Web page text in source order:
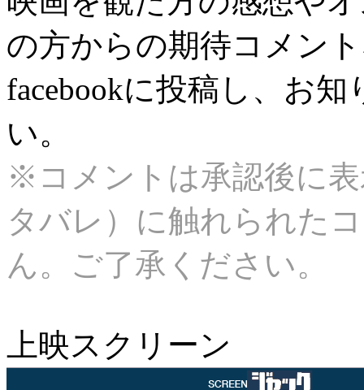
の方からの期待コメン
facebookに投稿し、お
い。
※コメントは承認後に
タバレ）に触れられた
ん。ご了承ください。
上映スクリーン